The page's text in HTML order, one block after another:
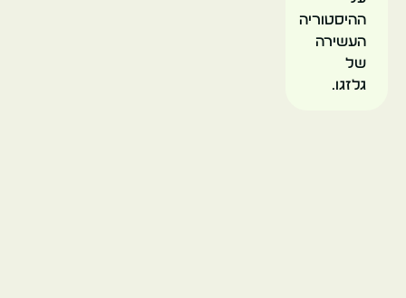
ההיסטוריה
העשירה
של
גלזגו.